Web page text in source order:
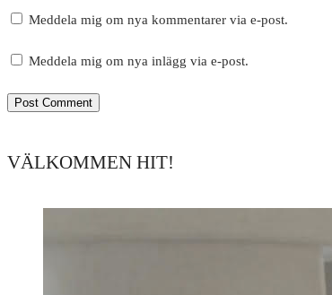
Meddela mig om nya kommentarer via e-post.
Meddela mig om nya inlägg via e-post.
VÄLKOMMEN HIT!